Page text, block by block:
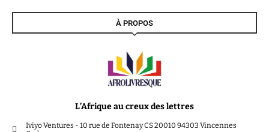
À PROPOS
L’Afrique au creux des lettres
Iviyo Ventures - 10 rue de Fontenay CS 20010 94303 Vincennes